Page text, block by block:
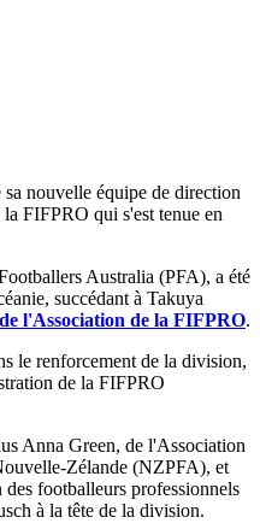
nouvelle équipe de direction
FIFPRO qui s'est tenue en
Australia (PFA), a été
succédant à Takuya
l'Association de la FIFPRO.
le renforcement de la division,
de la FIFPRO
Anna Green, de l'Association
Zélande (NZPFA), et
footballeurs professionnels
à la tête de la division.